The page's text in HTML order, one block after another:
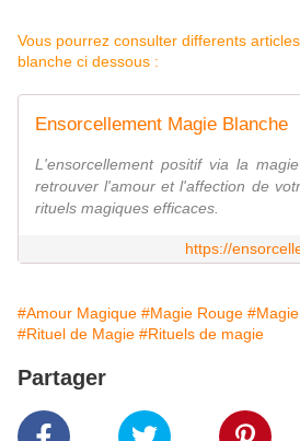
Vous pourrez consulter differents
blanche ci dessous :
Ensorcellement Magie Blanche
L'ensorcellement positif via la
retrouver l'amour et l'affection de
rituels magiques efficaces.
https://
#Amour Magique #Magie Rouge
#Rituel de Magie #Rituels de magie
Partager